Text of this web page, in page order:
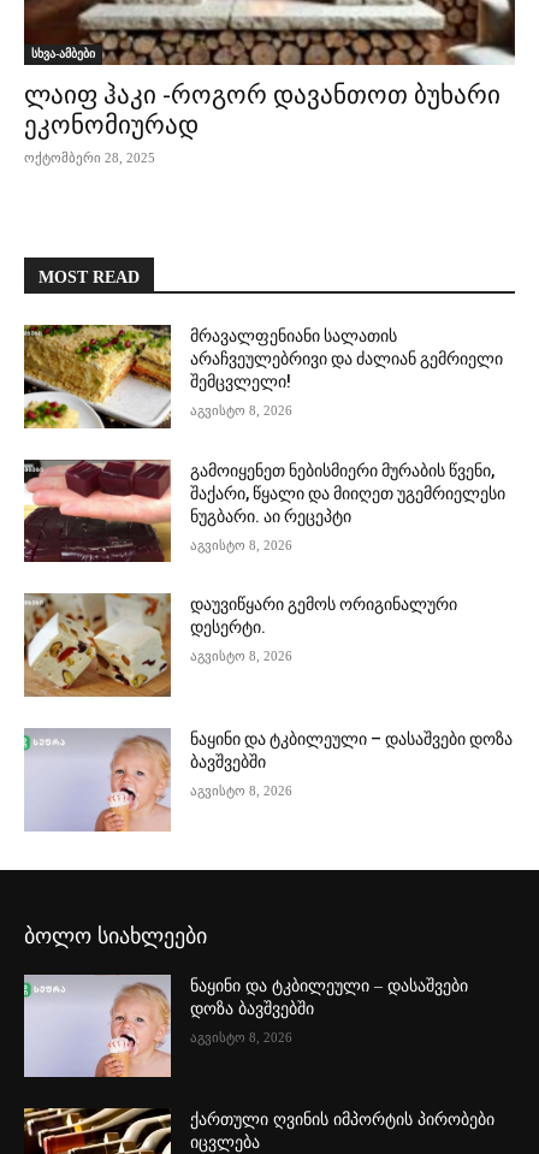
სხვა-ამბები
ლაიფ ჰაკი -როგორ დავანთოთ ბუხარი
ეკონომიურად
ოქტომბერი 28, 2025
MOST READ
მრავალფენიანი სალათის
არაჩვეულებრივი და ძალიან გემრიელი
შემცვლელი!
აგვისტო 8, 2026
გამოიყენეთ ნებისმიერი მურაბის წვენი,
შაქარი, წყალი და მიიღეთ უგემრიელესი
ნუგბარი. აი რეცეპტი
აგვისტო 8, 2026
დაუვიწყარი გემოს ორიგინალური
დესერტი.
აგვისტო 8, 2026
ნაყინი და ტკბილეული – დასაშვები დოზა
ბავშვებში
აგვისტო 8, 2026
ბოლო სიახლეები
ნაყინი და ტკბილეული – დასაშვები
დოზა ბავშვებში
აგვისტო 8, 2026
ქართული ღვინის იმპორტის პირობები
იცვლება